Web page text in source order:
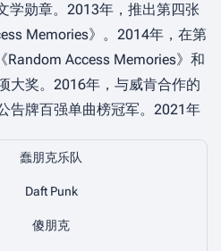
学勋章。2013年，推出第四张
Memories》。2014年，在第
Access Memories》和
大奖。2016年，与威肯合作的
告牌百强单曲榜冠军。2021年
蠢朋克乐队
Daft Punk
傻朋克